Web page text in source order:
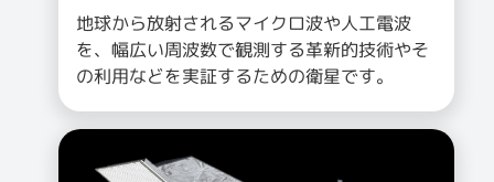
地球から放射されるマイクロ波や人工電波
を、幅広い周波数で観測する革新的技術やそ
の利用などを実証するための衛星です。